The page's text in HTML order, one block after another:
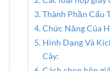
Thành Phần Cấu
Chức Năng Của
Hình Dạng Và
Cây: